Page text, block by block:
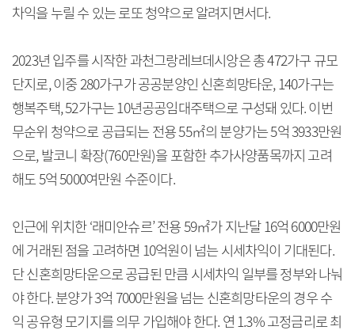
차익을 누릴 수 있는 로또 청약으로 알려지면서다.
2023년 입주를 시작한 과천그랑레브데시앙은 총 472가구 규모
단지로, 이중 280가구가 공공분양인 신혼희망타운, 140가구는
행복주택, 52가구는 10년공공임대주택으로 구성돼 있다. 이번
무순위 청약으로 공급되는 전용 55㎡의 분양가는 5억 3933만원
으로, 발코니 확장(760만원)을 포함한 추가사양품목까지 고려
해도 5억 5000여만원 수준이다.
인근에 위치한 ‘래미안슈르’ 전용 59㎡가 지난달 16억 6000만원
에 거래된 점을 고려하면 10억원이 넘는 시세차익이 기대된다.
단 신혼희망타운으로 공급된 만큼 시세차익 일부를 정부와 나눠
야 한다. 분양가 3억 7000만원을 넘는 신혼희망타운의 경우 수
익 공유형 모기지를 의무 가입해야 한다. 연 1.3% 고정금리로 최